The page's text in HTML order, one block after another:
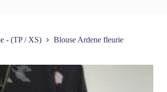
- (TP / XS) Blouse Ardene fleurie